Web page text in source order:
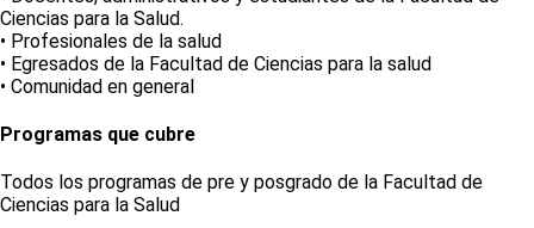
Ciencias para la Salud.
• Profesionales de la salud
• Egresados de la Facultad de Ciencias para la salud
• Comunidad en general
Programas que cubre
Todos los programas de pre y posgrado de la Facultad de
Ciencias para la Salud